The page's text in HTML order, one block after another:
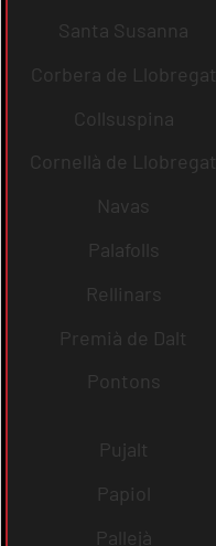
Santa Susanna
Corbera de Llobregat
Collsuspina
Cornellà de Llobregat
Navas
Palafolls
Rellinars
Premià de Dalt
Pontons
Pujalt
Papiol
Pallejà